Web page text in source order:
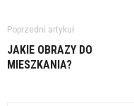
Poprzedni artykuł
JAKIE OBRAZY DO
MIESZKANIA?